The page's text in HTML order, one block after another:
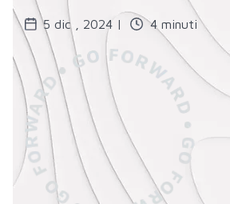
5 dic , 2024 | 4 minuti